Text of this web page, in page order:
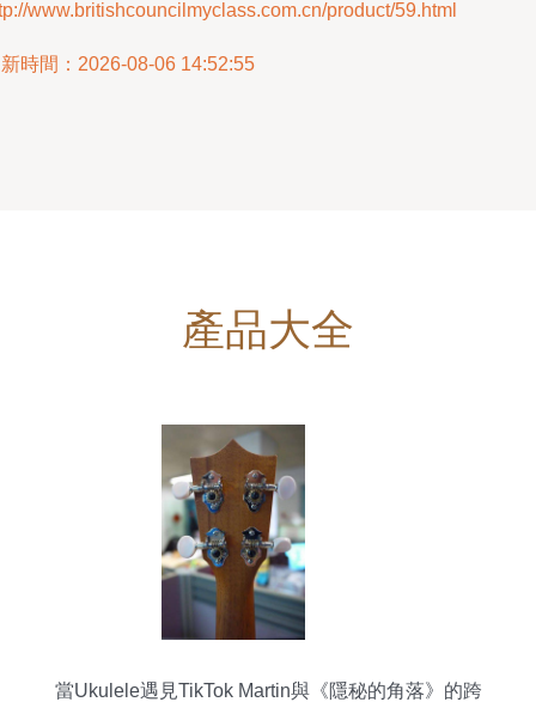
www.britishcouncilmyclass.com.cn/product/59.html
時間：2026-08-06 14:52:55
產品大全
當Ukulele遇見TikTok Martin與《隱秘的角落》的跨